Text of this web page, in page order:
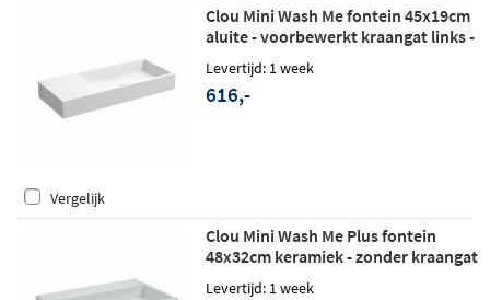
Clou Mini Wash Me fontein 45x19cm
aluite - voorbewerkt kraangat links -
mat wit
Levertijd: 1 week
616,-
Vergelijk
Clou Mini Wash Me Plus fontein
48x32cm keramiek - zonder kraangat
- glans wit
Levertijd: 1 week